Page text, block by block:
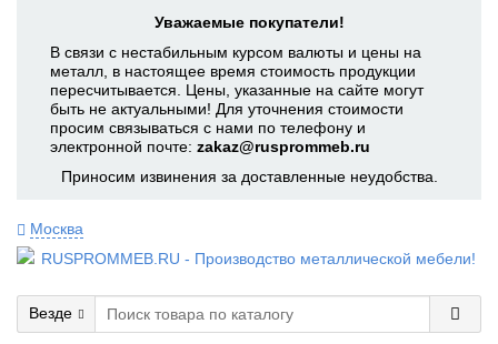
Уважаемые покупатели!
В связи с нестабильным курсом валюты и цены на
металл, в настоящее время стоимость продукции
пересчитывается. Цены, указанные на сайте могут
быть не актуальными! Для уточнения стоимости
просим связываться с нами по телефону и
электронной почте: zakaz@rusprommeb.ru
Приносим извинения за доставленные неудобства.
Москва
Везде